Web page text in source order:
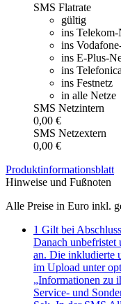
SMS Flatrate
gültig
ins Telekom-
ins
ins E-Plus-
ins
ins Festnetz
in alle Netze
SMS Netzintern
0,00 €
SMS Netzextern
0,00 €
Produkt­informationsblatt
Hinweise und Fußnoten
Alle Preise in Euro inkl.
1 Gilt bei
Danach unbefristet
an. Die inkludierte
im Upload unter
„Informationen zu
Service- und